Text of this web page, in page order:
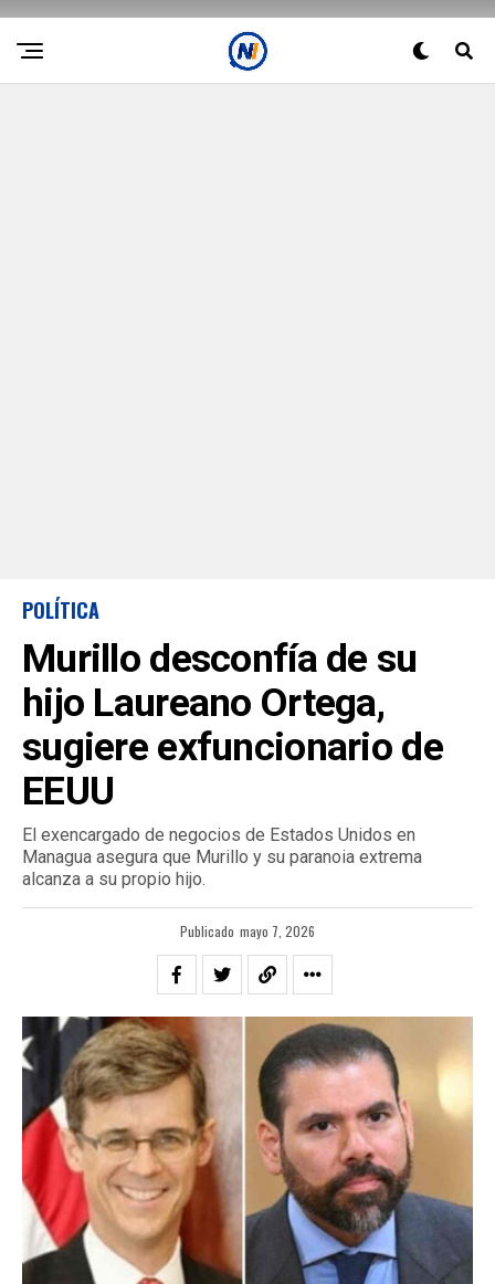
POLÍTICA
Murillo desconfía de su
hijo Laureano Ortega,
sugiere exfuncionario de
EEUU
El exencargado de negocios de Estados Unidos en
Managua asegura que Murillo y su paranoia extrema
alcanza a su propio hijo.
Publicado mayo 7, 2026